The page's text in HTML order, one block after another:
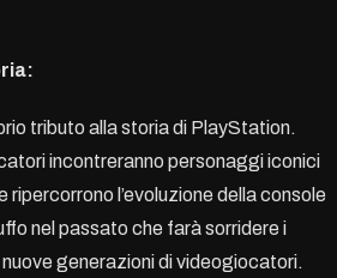
tributo alla storia di PlayStation.
incontreranno personaggi iconici
l’evoluzione della console
nel passato che farà sorridere i
generazioni di videogiocatori.